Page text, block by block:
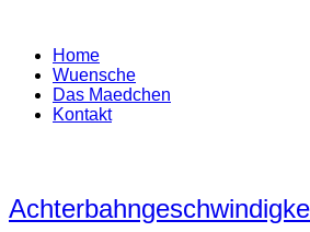
Home
Wuensche
Das Maedchen
Kontakt